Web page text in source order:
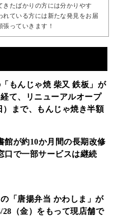
きたばかりの方には分かりやす
れている方には新たな発見をお届
張っていきます！
もんじゃ焼 柴又 鉄板」が
て、リニューアルオープ
）まで、もんじゃ焼き半額
館が約10か月間の長期改修
口で一部サービスは継続
「唐揚弁当 かわしま」が
28（金）をもって現店舗で